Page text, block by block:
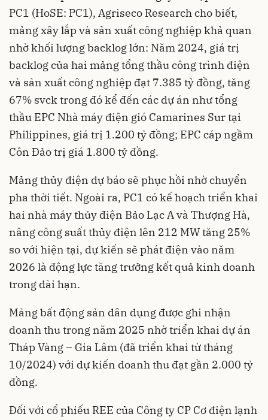
PC1 (HoSE: PC1), Agriseco Research cho biết,
mảng xây lắp và sản xuất công nghiệp khả quan
nhờ khối lượng backlog lớn: Năm 2024, giá trị
backlog của hai mảng tổng thầu công trình điện
và sản xuất công nghiệp đạt 7.385 tỷ đồng, tăng
67% svck trong đó kể đến các dự án như tổng
thầu EPC Nhà máy điện gió Camarines Sur tại
Philippines, giá trị 1.200 tỷ đồng; EPC cáp ngầm
Côn Đảo trị giá 1.800 tỷ đồng.
Mảng thủy điện dự báo sẽ phục hồi nhờ chuyển
pha thời tiết. Ngoài ra, PC1 có kế hoạch triển khai
hai nhà máy thủy điện Bảo Lạc A và Thượng Hà,
nâng công suất thủy điện lên 212 MW tăng 25%
so với hiện tại, dự kiến sẽ phát điện vào năm
2026 là động lực tăng trưởng kết quả kinh doanh
trong dài hạn.
Mảng bất động sản dân dụng được ghi nhận
doanh thu trong năm 2025 nhờ triển khai dự án
Tháp Vàng – Gia Lâm (đã triển khai từ tháng
10/2024) với dự kiến doanh thu đạt gần 2.000 tỷ
đồng.
Đối với cổ phiếu REE của Công ty CP Cơ điện lạnh